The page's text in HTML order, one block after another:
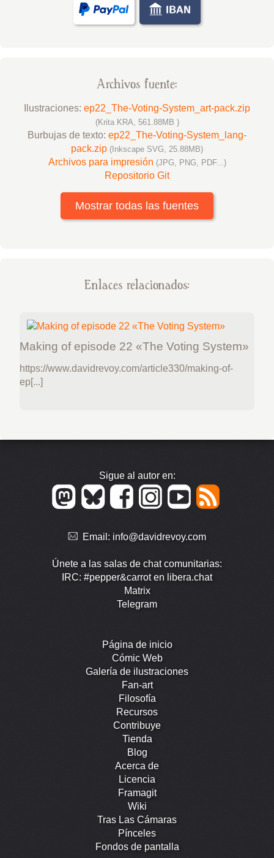
Archivos fuente:
Ilustraciones: ep22_The-Voting-System_art-pack.zip
(Krita KRA, 561.88MB )
Burbujas de texto: ep22_The-Voting-System_lang-
pack.zip (Inkscape SVG, 25.88MB)
Archivos para impresión (JPG, PNG, PDF...)
Repositorio Git
Mostrar todas las fuentes
Enlaces relacionados:
Making of episode 22 «The Voting System»
https://www.davidrevoy.com/article330/making-of-
ep[...]
Sigue al autor en:
Email: info@davidrevoy.com
Únete a las salas de chat comunitarias:
IRC: #pepper&carrot en libera.chat
Matrix
Telegram
Página de inicio
Cómic Web
Galería de ilustraciones
Fan-art
Filosofía
Recursos
Contribuye
Tienda
Blog
Acerca de
Licencia
Framagit
Wiki
Tras Las Cámaras
Pínceles
Fondos de pantalla